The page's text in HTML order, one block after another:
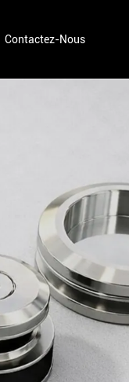
Contactez-Nous